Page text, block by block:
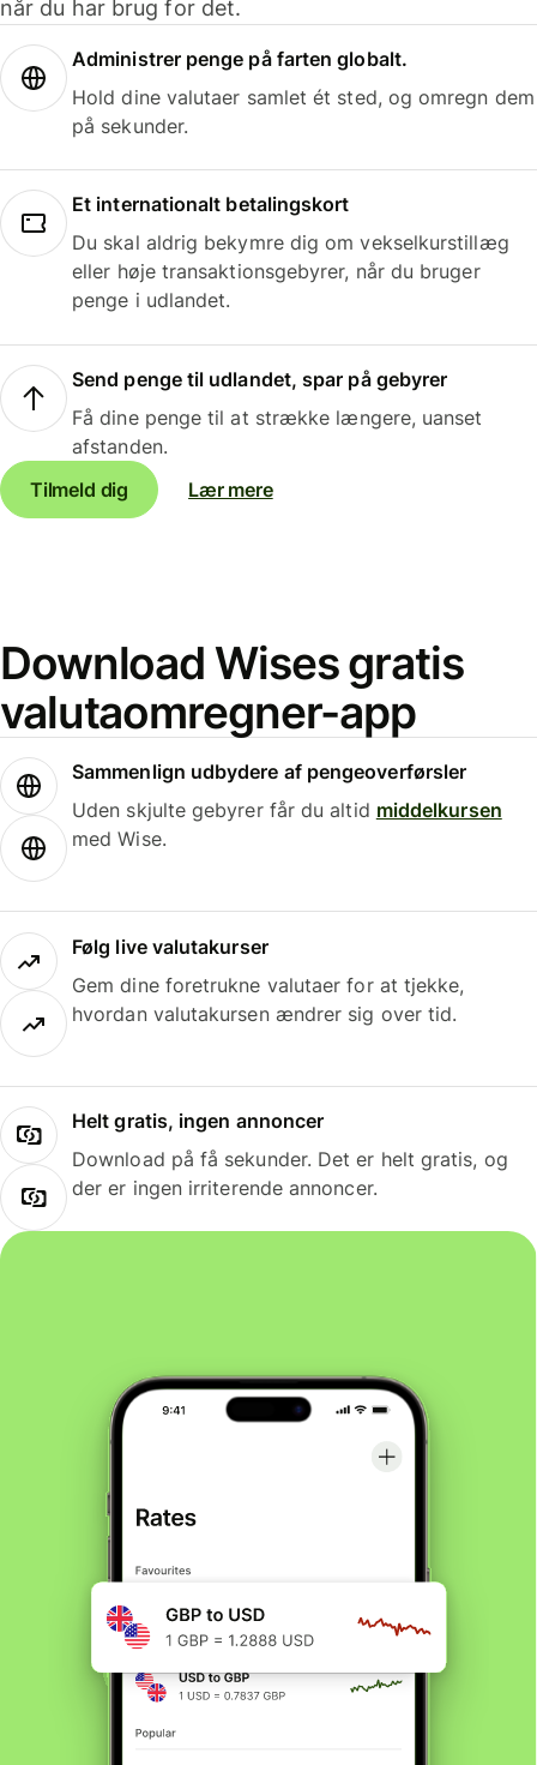
når du har brug for det.
Administrer penge på farten globalt.
Hold dine valutaer samlet ét sted, og omregn dem
på sekunder.
Et internationalt betalingskort
Du skal aldrig bekymre dig om vekselkurstillæg
eller høje transaktionsgebyrer, når du bruger
penge i udlandet.
Send penge til udlandet, spar på gebyrer
Få dine penge til at strække længere, uanset
afstanden.
Tilmeld dig
Lær mere
Download Wises gratis
valutaomregner-app
Sammenlign udbydere af pengeoverførsler
Uden skjulte gebyrer får du altid middelkursen
med Wise.
Følg live valutakurser
Gem dine foretrukne valutaer for at tjekke,
hvordan valutakursen ændrer sig over tid.
Helt gratis, ingen annoncer
Download på få sekunder. Det er helt gratis, og
der er ingen irriterende annoncer.